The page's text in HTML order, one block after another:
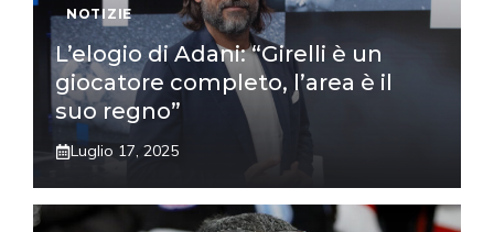
NOTIZIE
L’elogio di Adani: “Girelli è un
giocatore completo, l’area è il
suo regno”
Luglio 17, 2025